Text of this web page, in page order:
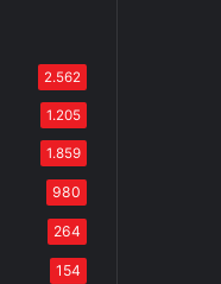
2.562
1.205
1.859
980
264
154